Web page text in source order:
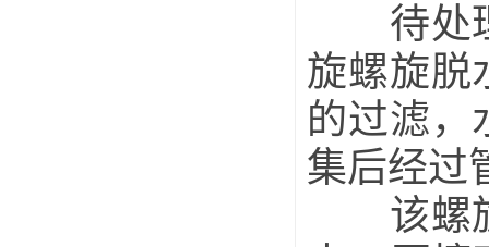
待处理
旋螺旋脱
的过滤，
集后经过
该螺旋